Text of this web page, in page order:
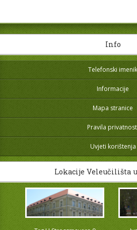
Info
Telefonski imenik
Informacije
Mapa stranice
Pravila
Uvjeti korištenja
Lokacije Veleučilišta